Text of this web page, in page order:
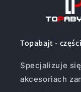
Topabajt -
Specjalizuje
akcesoriach